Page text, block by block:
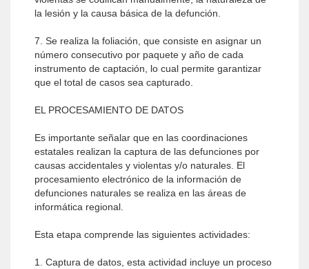
la lesión y la causa básica de la defunción.
7. Se realiza la foliación, que consiste en asignar un
número consecutivo por paquete y año de cada
instrumento de captación, lo cual permite garantizar
que el total de casos sea capturado.
EL PROCESAMIENTO DE DATOS
Es importante señalar que en las coordinaciones
estatales realizan la captura de las defunciones por
causas accidentales y violentas y/o naturales. El
procesamiento electrónico de la información de
defunciones naturales se realiza en las áreas de
informática regional.
Esta etapa comprende las siguientes actividades:
1. Captura de datos, esta actividad incluye un proceso